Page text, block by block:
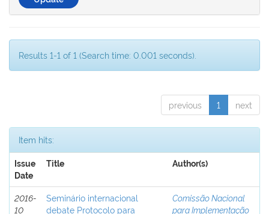
Results 1-1 of 1 (Search time: 0.001 seconds).
previous 1 next
Item hits:
Issue
Date
Title Author(s)
2016-
10
Seminário internacional
debate Protocolo para
Comissão Nacional
para Implementação